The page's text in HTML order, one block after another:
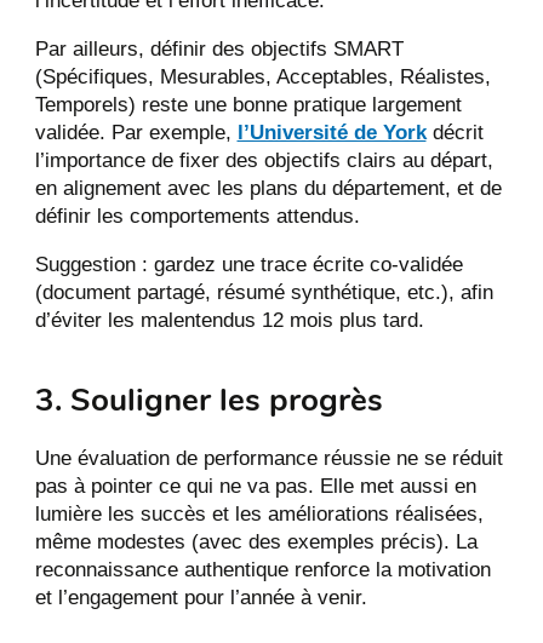
Par ailleurs, définir des objectifs SMART
(Spécifiques, Mesurables, Acceptables, Réalistes,
Temporels) reste une bonne pratique largement
validée. Par exemple, l’Université de Yorkdécrit
l’importance de fixer des objectifs clairs au départ,
en alignement avec les plans du département, et de
définir les comportements attendus.
Suggestion : gardez une trace écrite co-validée
(document partagé, résumé synthétique, etc.), afin
d’éviter les malentendus 12 mois plus tard.
3. Souligner les progrès
Une évaluation de performance réussie ne se réduit
pas à pointer ce qui ne va pas. Elle met aussi en
lumière les succès et les améliorations réalisées,
même modestes (avec des exemples précis). La
reconnaissance authentique renforce la motivation
et l’engagement pour l’année à venir.